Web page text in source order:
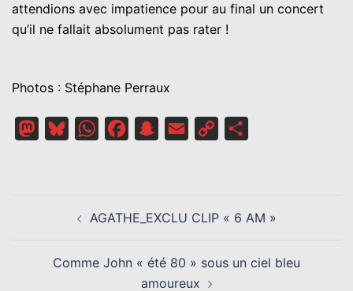
attendions avec impatience pour au final un concert
qu’il ne fallait absolument pas rater !
Photos : Stéphane Perraux
MastodonBlueskyWhatsAppFacebookSnapchat
Email
Copy
D’ARTICLEAGATHE_EXCLU CLIP « 6 AM »
Comme John « été 80 » sous un ciel bleu
amoureux